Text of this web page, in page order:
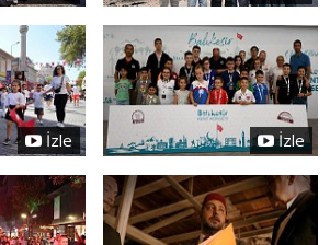
İzle İzle